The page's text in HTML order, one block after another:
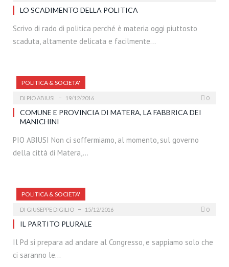
LO SCADIMENTO DELLA POLITICA
Scrivo di rado di politica perché è materia oggi piuttosto
scaduta, altamente delicata e facilmente…
POLITICA & SOCIETA'
DI PIO ABIUSI 19/12/2016 0
COMUNE E PROVINCIA DI MATERA, LA FABBRICA DEI
MANICHINI
PIO ABIUSI Non ci soffermiamo, al momento, sul governo
della città di Matera,…
POLITICA & SOCIETA'
DI GIUSEPPE DIGILIO 15/12/2016 0
IL PARTITO PLURALE
Il Pd si prepara ad andare al Congresso, e sappiamo solo che
ci saranno le…